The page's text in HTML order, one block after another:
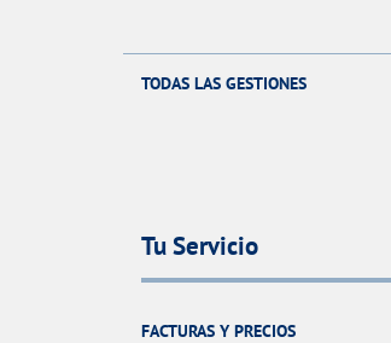
TODAS LAS GESTIONES
Tu Servicio
FACTURAS Y PRECIOS